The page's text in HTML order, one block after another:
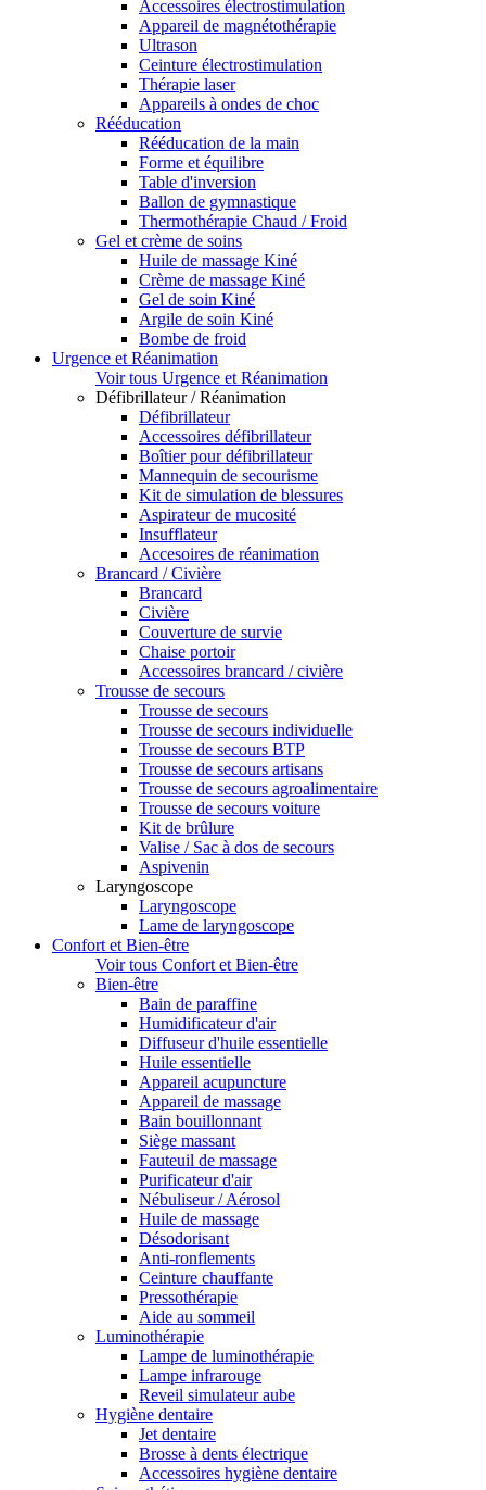
Accessoires électrostimulation
Appareil de magnétothérapie
Ultrason
Ceinture électrostimulation
Thérapie laser
Appareils à ondes de choc
Rééducation
Rééducation de la main
Forme et équilibre
Table d'inversion
Ballon de gymnastique
Thermothérapie Chaud / Froid
Gel et crème de soins
Huile de massage Kiné
Crème de massage Kiné
Gel de soin Kiné
Argile de soin Kiné
Bombe de froid
Urgence et Réanimation
Voir tous Urgence et Réanimation
Défibrillateur / Réanimation
Défibrillateur
Accessoires défibrillateur
Boîtier pour défibrillateur
Mannequin de secourisme
Kit de simulation de blessures
Aspirateur de mucosité
Insufflateur
Accesoires de réanimation
Brancard / Civière
Brancard
Civière
Couverture de survie
Chaise portoir
Accessoires brancard / civière
Trousse de secours
Trousse de secours
Trousse de secours individuelle
Trousse de secours BTP
Trousse de secours artisans
Trousse de secours agroalimentaire
Trousse de secours voiture
Kit de brûlure
Valise / Sac à dos de secours
Aspivenin
Laryngoscope
Laryngoscope
Lame de laryngoscope
Confort et Bien-être
Voir tous Confort et Bien-être
Bien-être
Bain de paraffine
Humidificateur d'air
Diffuseur d'huile essentielle
Huile essentielle
Appareil acupuncture
Appareil de massage
Bain bouillonnant
Siège massant
Fauteuil de massage
Purificateur d'air
Nébuliseur / Aérosol
Huile de massage
Désodorisant
Anti-ronflements
Ceinture chauffante
Pressothérapie
Aide au sommeil
Luminothérapie
Lampe de luminothérapie
Lampe infrarouge
Reveil simulateur aube
Hygiène dentaire
Jet dentaire
Brosse à dents électrique
Accessoires hygiène dentaire